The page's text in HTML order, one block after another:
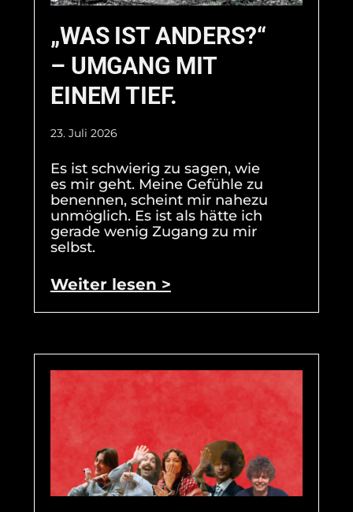
„WAS IST ANDERS?“
– UMGANG MIT
EINEM TIEF.
23. Juli 2026
Es ist schwierig zu sagen, wie
es mir geht. Meine Gefühle zu
benennen, scheint mir nahezu
unmöglich. Es ist als hätte ich
gerade wenig Zugang zu mir
selbst.
Weiter lesen >